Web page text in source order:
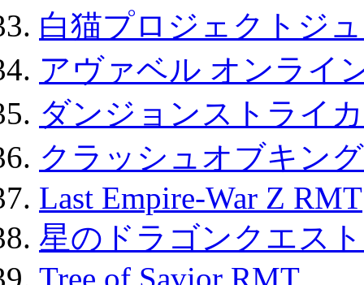
白猫プロジェクトジ
アヴァベル オンライ
ダンジョンストライ
クラッシュオブキン
Last Empire-War Z RMT
星のドラゴンクエス